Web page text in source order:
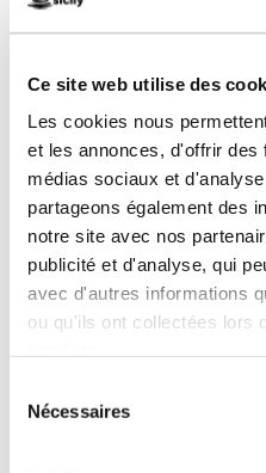
Ce site web utilise des
Les cookies nous
et les annonces, d'offrir des
médias sociaux et
partageons également des
notre site avec nos
publicité et d'analyse, qui
avec d'autres informations
ou qu'ils ont collectées lors
Nécessaires
Contacts:
Via Salvatore Motisi, 11
Trapani
Téléphone0923/
E-mail
Site web
Comment y